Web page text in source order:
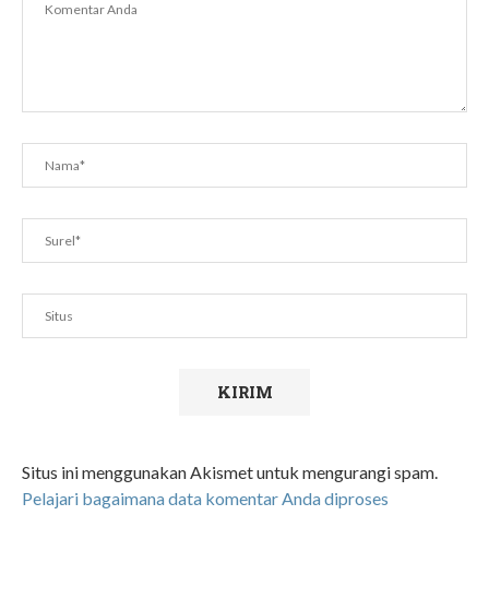
Situs ini menggunakan Akismet untuk mengurangi spam.
Pelajari bagaimana data komentar Anda diproses